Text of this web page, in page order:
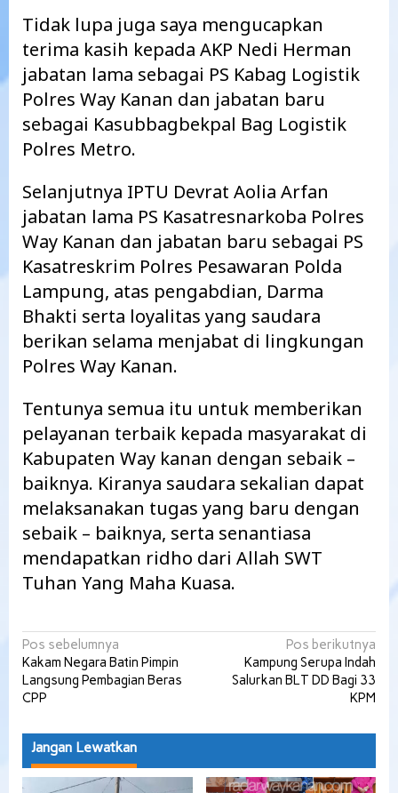
Tidak lupa juga saya mengucapkan
terima kasih kepada AKP Nedi Herman
jabatan lama sebagai PS Kabag Logistik
Polres Way Kanan dan jabatan baru
sebagai Kasubbagbekpal Bag Logistik
Polres Metro.
Selanjutnya IPTU Devrat Aolia Arfan
jabatan lama PS Kasatresnarkoba Polres
Way Kanan dan jabatan baru sebagai PS
Kasatreskrim Polres Pesawaran Polda
Lampung, atas pengabdian, Darma
Bhakti serta loyalitas yang saudara
berikan selama menjabat di lingkungan
Polres Way Kanan.
Tentunya semua itu untuk memberikan
pelayanan terbaik kepada masyarakat di
Kabupaten Way kanan dengan sebaik –
baiknya. Kiranya saudara sekalian dapat
melaksanakan tugas yang baru dengan
sebaik – baiknya, serta senantiasa
mendapatkan ridho dari Allah SWT
Tuhan Yang Maha Kuasa.
Navigasi
pos
Pos sebelumnya
Kakam Negara Batin Pimpin
Langsung Pembagian Beras
CPP
Pos berikutnya
Kampung Serupa Indah
Salurkan BLT DD Bagi 33
KPM
Jangan Lewatkan